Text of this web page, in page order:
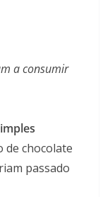
a consumir
de chocolate
passado